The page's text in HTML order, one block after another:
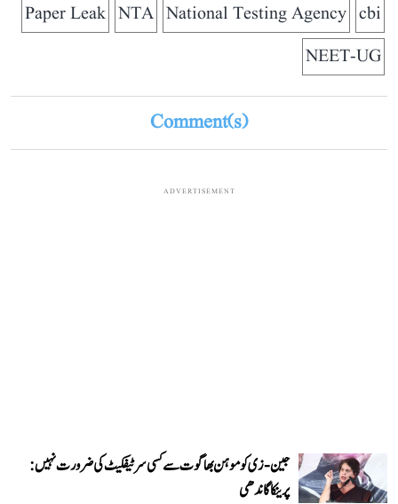
cbi
National Testing Agency
NTA
Paper Leak
NEET-UG
Comment(s)
ADVERTISEMENT
جین-زی کو موہن بھاگوت سے کسی سرٹیفکیٹ کی ضرورت نہیں:
پرینکا گاندھی